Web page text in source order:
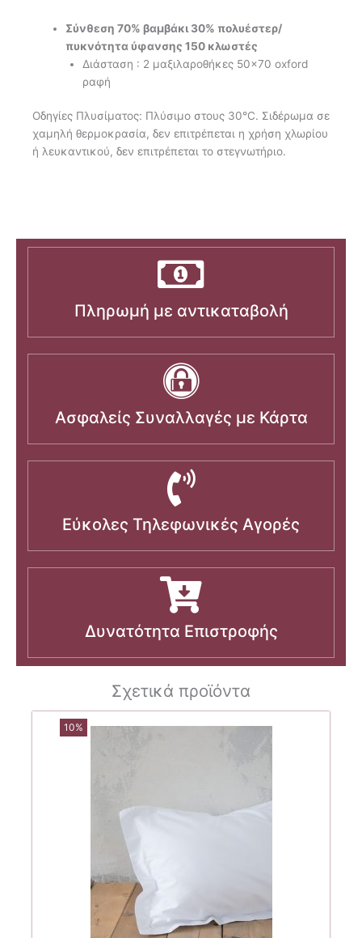
Σύνθεση 70% βαμβάκι 30% πολυέστερ/
πυκνότητα ύφανσης 150 κλωστές
Διάσταση : 2 μαξιλαροθήκες 50×70 oxford
ραφή
Οδηγίες Πλυσίματος: Πλύσιμο στους 30°C. Σιδέρωμα σε
χαμηλή θερμοκρασία, δεν επιτρέπεται η χρήση χλωρίου
ή λευκαντικού, δεν επιτρέπεται το στεγνωτήριο.
Πληρωμή με αντικαταβολή
Ασφαλείς Συναλλαγές με Κάρτα
Εύκολες Τηλεφωνικές Αγορές
Δυνατότητα Επιστροφής
Σχετικά προϊόντα
10%